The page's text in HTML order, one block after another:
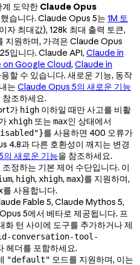
도약한 Claude Opus
습니다. Claude Opus 5는 1M 토
자 최대값), 128k 최대 출력 토큰,
지원하며, 가격은 Claude Opus
입니다. Claude API, Claude in
on Google Cloud, Claude in
할 수 있습니다. 새로운 기능, 동작
는 Claude Opus 5의 새로운 기능
참조하세요.
가 high 이하일 때만 사고를 비활
xhigh 또는 max인 상태에서
를 사용하면 400 오류가
4.8과 다른 호환성이 깨지는 변경
새로운 기능을 참조하세요.
정하는 기본 제어 수단입니다. 이
, high, xhigh, max)를 지원하며,
를 사용합니다.
Fable 5, Claude Mythos 5,
5에서 베타로 제공됩니다. 프
화 턴 사이에 도구를 추가하거나 제
conversation-tool-
헤더를 포함하세요.
"default" 모드를 지원하며, 이는